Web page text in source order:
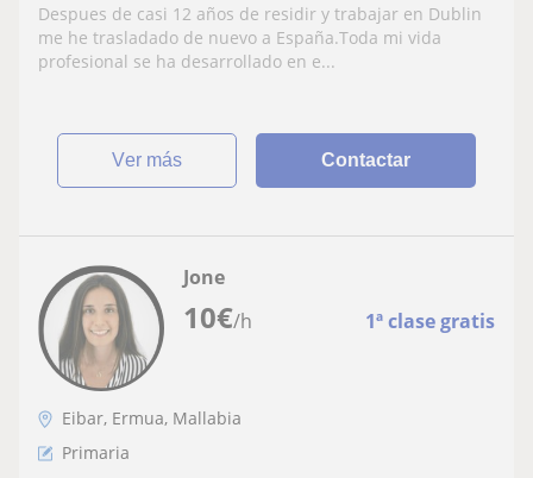
Despues de casi 12 años de residir y trabajar en Dublin
me he trasladado de nuevo a España.Toda mi vida
profesional se ha desarrollado en e...
ver más Contactar
10€/h 1ª clase gratis
Jone
Eibar, Ermua, Mallabia
Primaria